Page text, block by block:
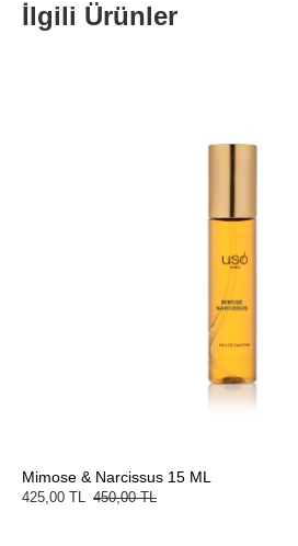
İlgili Ürünler
Mimose & Narcissus 15 ML
425,00 TL 450,00 TL